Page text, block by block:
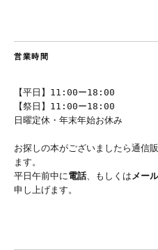
営業時間
【平日】11:00ー18:00
【祭日】11:00ー18:00
日曜定休・年末年始お休み
お探しの本がございましたら通信
ます。
平日午前中に 電話 、もしくは メール
申し上げます。